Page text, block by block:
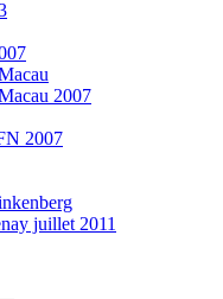
2007
2007
juillet 2011